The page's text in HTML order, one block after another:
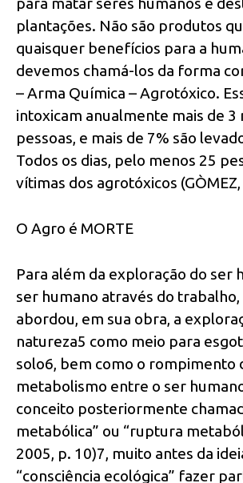
plantações. Não são produtos
quaisquer benefícios para a
devemos chamá-los da forma
– Arma Química – Agrotóxico.
intoxicam anualmente mais de 3
pessoas, e mais de 7% são
Todos os dias, pelo menos 25
vítimas dos agrotóxicos
O Agro é MORTE
Para além da exploração do ser
ser humano através do trabalho,
abordou, em sua obra, a
natureza5 como meio para
solo6, bem como o rompimento
metabolismo entre o ser
conceito posteriormente
metabólica” ou “ruptura
2005, p. 10)7, muito antes da
“consciência ecológica” fazer